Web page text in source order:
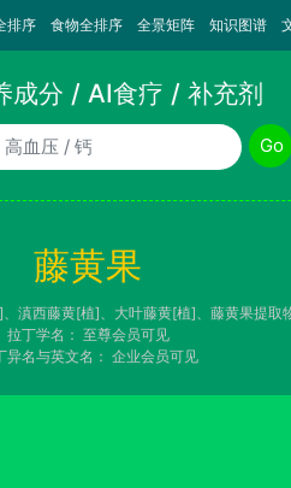
排序 食物全排序 全景矩阵 知识图谱
成分 / AI食疗 / 补充剂
称
Go
藤黄果
滇西藤黄[植]、大叶藤黄[植]、藤黄果提取
拉丁学名： 至尊会员可见
异名与英文名： 企业会员可见